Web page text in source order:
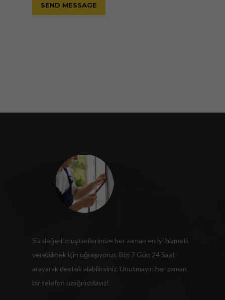
Siz değerli müşterilerimize her zaman en iyi hizmeti
verebilmek için uğraşıyoruz. Bizi 7 Gün 24 Saat
arayarak destek alabilirsiniz. Unutmayın her zaman
bir telefon uzağınızdayız!